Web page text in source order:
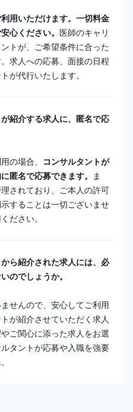
用いただけます。一切料金
心ください。 医師のキャリ
トが、ご希望条件に合った
求人への応募、面接の日程
が代行いたします。
紹介する求人に、匿名で応
の場合、
コンサルタントが
匿名で応募できます。 ま
されており、ご本人の許可
することは一切ございませ
ださい。
ら紹介された求人には、必
のでしょうか。
せんので、安心してご利用
が紹介させていただく求人
ご関心に添った求人をお選
タントが応募や入職を強要